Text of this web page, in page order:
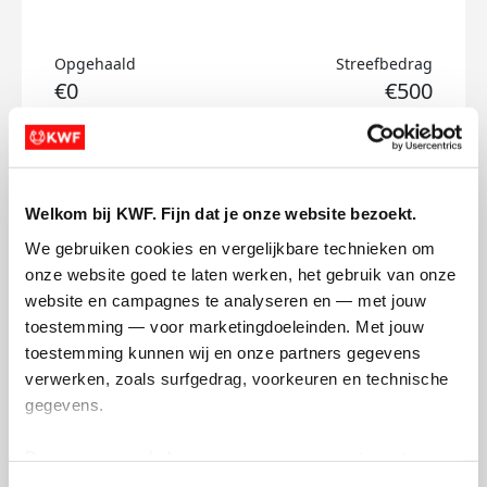
Welkom bij KWF. Fijn dat je onze website bezoekt.
We gebruiken cookies en vergelijkbare technieken om
onze website goed te laten werken, het gebruik van onze
website en campagnes te analyseren en — met jouw
toestemming — voor marketingdoeleinden. Met jouw
toestemming kunnen wij en onze partners gegevens
verwerken, zoals surfgedrag, voorkeuren en technische
gegevens.
Opgehaald
€0
Streefbedrag
€500
Doneer
Maarten's badges